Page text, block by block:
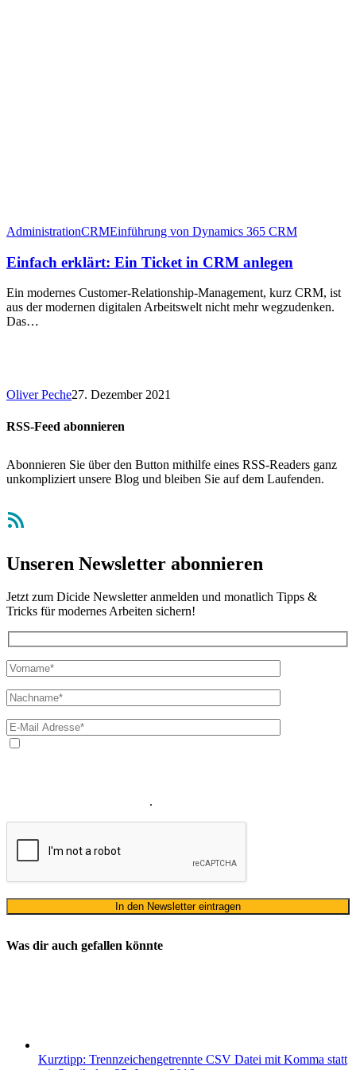
AdministrationCRMEinführung von Dynamics 365 CRM
Einfach erklärt: Ein Ticket in CRM anlegen
Ein modernes Customer-Relationship-Management, kurz CRM, ist
aus der modernen digitalen Arbeitswelt nicht mehr wegzudenken.
Das…
Oliver Peche27. Dezember 2021
RSS-Feed abonnieren
Abonnieren Sie über den Button mithilfe eines RSS-Readers ganz
unkompliziert unsere Blog und bleiben Sie auf dem Laufenden.
RSS-Feed
Unseren Newsletter abonnieren
Jetzt zum Dicide Newsletter anmelden und monatlich Tipps &
Tricks für modernes Arbeiten sichern!
.
Was dir auch gefallen könnte
Kurztipp: Trennzeichengetrennte CSV Datei mit Komma statt